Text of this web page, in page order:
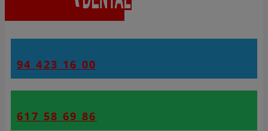
94 423 16 00
617 58 69 86